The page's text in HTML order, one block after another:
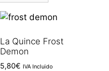
La Quince Frost
Demon
5,80€ IVA Incluido